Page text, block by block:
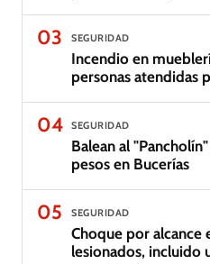
03 SEGURIDAD
Incendio en
personas atendidas
04 SEGURIDAD
Balean al
pesos en Bucerías
05 SEGURIDAD
Choque por alcance
lesionados, incluido